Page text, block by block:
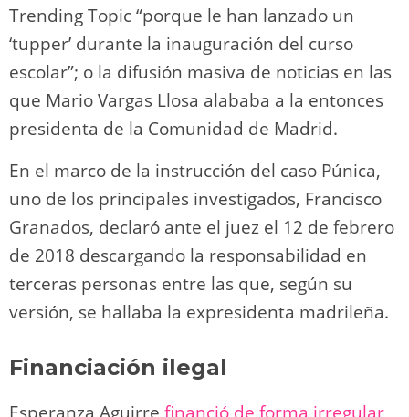
Trending Topic “porque le han lanzado un
‘tupper’ durante la inauguración del curso
escolar”; o la difusión masiva de noticias en las
que Mario Vargas Llosa alababa a la entonces
presidenta de la Comunidad de Madrid.
En el marco de la instrucción del caso Púnica,
uno de los principales investigados, Francisco
Granados, declaró ante el juez el 12 de febrero
de 2018 descargando la responsabilidad en
terceras personas entre las que, según su
versión, se hallaba la expresidenta madrileña.
Financiación ilegal